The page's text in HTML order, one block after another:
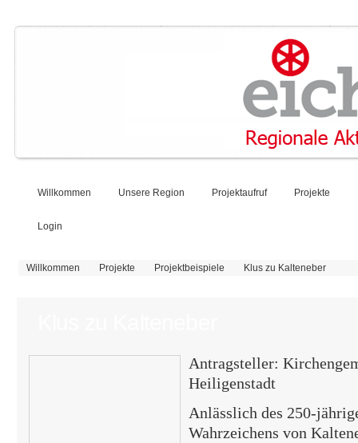
Willkommen Unsere Region Projektaufruf Projekte
Login
Sie sind hier
Willkommen Projekte Projektbeispiele Klus zu Kalteneber
Antragsteller:
Heiligenstadt
Anlässlich des 250-
Wahrzeichens von